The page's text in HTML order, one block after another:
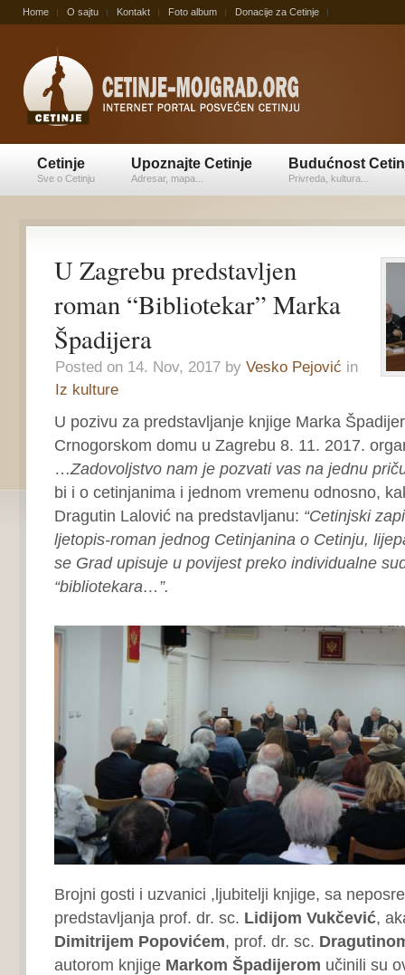
Home O sajtu Kontakt Foto album Donacije za Cetinje
Cetinje
Sve o Cetinju
Upoznajte Cetinje
Adresar, mapa...
Budućnost
Privreda, kultura...
U Zagrebu predstavljen
roman “Bibliotekar” Marka
Špadijera
Posted on 14. Nov, 2017 by Vesko Pejović in
Iz kulture
U pozivu za predstavljanje knjige Marka
Crnogorskom domu u Zagrebu 8. 11. 2017.
…Zadovoljstvo nam je pozvati vas na jednu
bi i o cetinjanima i jednom vremenu odnosno,
Dragutin Lalović na predstavljanu: “Cetinjski
ljetopis-roman jednog Cetinjanina o Cetinju,
se Grad upisuje u povijest preko individualne
“bibliotekara…”.
Brojni gosti i uzvanici ,ljubitelji knjige, sa
predstavljanja prof. dr. sc. Lidijom Vukčević,
Dimitrijem Popovićem, prof. dr. sc.
autorom knjige Markom Špadijerom učinili su